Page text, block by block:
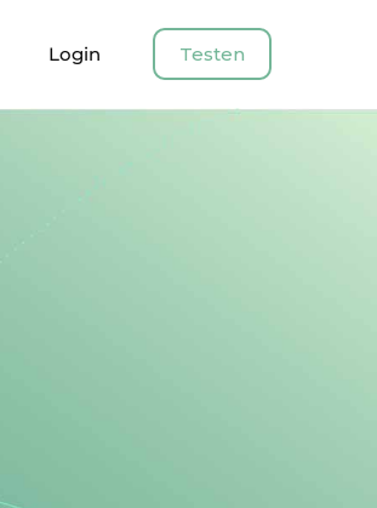
Login Testen